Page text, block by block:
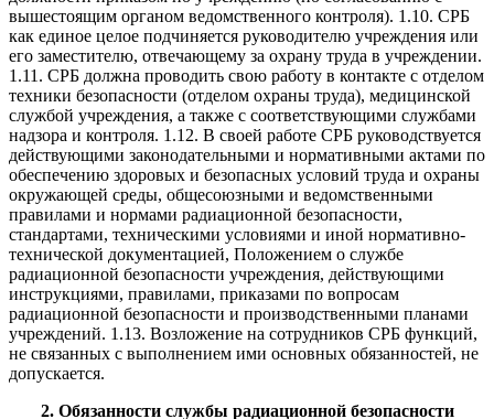
вышестоящим органом ведомственного контроля). 1.10. СРБ
как единое целое подчиняется руководителю учреждения или
его заместителю, отвечающему за охрану труда в учреждении.
1.11. СРБ должна проводить свою работу в контакте с отделом
техники безопасности (отделом охраны труда), медицинской
службой учреждения, а также с соответствующими службами
надзора и контроля. 1.12. В своей работе СРБ руководствуется
действующими законодательными и нормативными актами по
обеспечению здоровых и безопасных условий труда и охраны
окружающей среды, общесоюзными и ведомственными
правилами и нормами радиационной безопасности,
стандартами, техническими условиями и иной нормативно-
технической документацией, Положением о службе
радиационной безопасности учреждения, действующими
инструкциями, правилами, приказами по вопросам
радиационной безопасности и производственными планами
учреждений. 1.13. Возложение на сотрудников СРБ функций,
не связанных с выполнением ими основных обязанностей, не
допускается.
2. Обязанности службы радиационной безопасности